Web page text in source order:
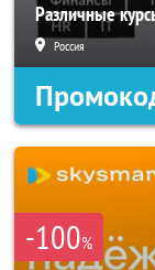
Различные
Россия
-100%